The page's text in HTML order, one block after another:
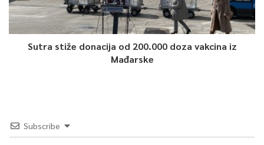
0
Article Rating
Sutra stiže donacija od 200.000 doza vakcina iz
Mađarske
Subscribe